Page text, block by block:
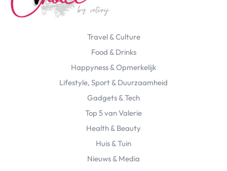
Travel & Culture
Food & Drinks
Happyness & Opmerkelijk
Lifestyle, Sport & Duurzaamheid
Gadgets & Tech
Top 5 van Valerie
Health & Beauty
Huis & Tuin
Nieuws & Media